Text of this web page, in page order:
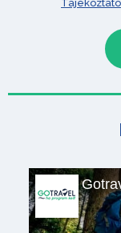
Tájékoztató